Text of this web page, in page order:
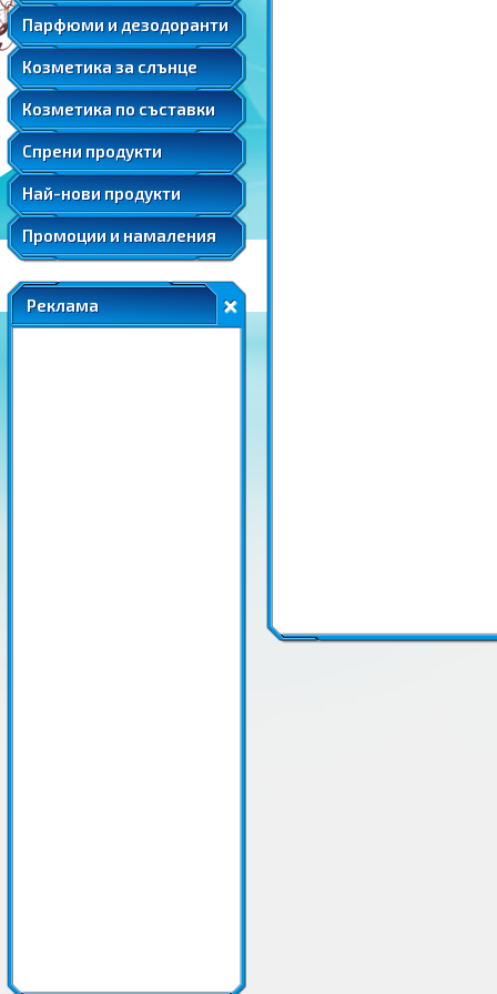
Парфюми и дезодоранти
Подаръчни комплекти парфюми
Козметика за слънце
Слънцезащитна козметика за коса
Соларна козметика
Козметика по съставки
Мента
Розова вода
Розово масло
Ший
Спрени продукти
Козметика за след слънце
Автобронзанти
Слънцезащитна козметика за лице
Слънцезащитна козметика за коса
Соларна козметика
Най-нови продукти
Промоции и намаления
Реклама